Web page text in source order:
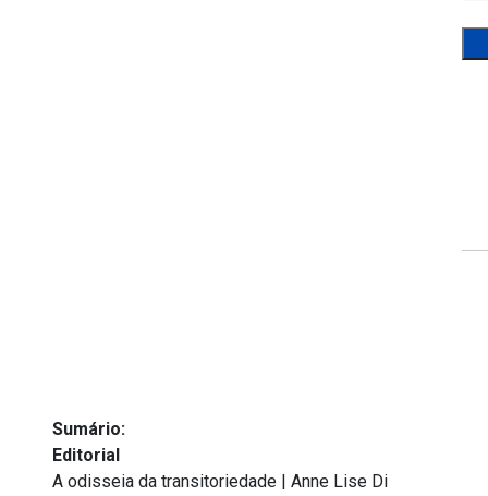
Sumário:
Editorial
A odisseia da transitoriedade | Anne Lise Di